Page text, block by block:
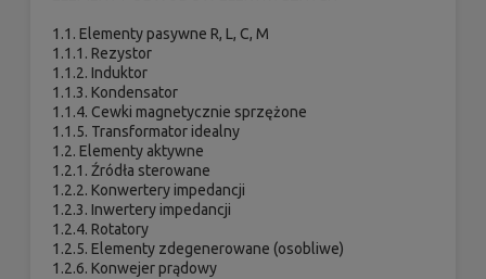
1.1. Elementy pasywne R, L, C, M
1.1.1. Rezystor
1.1.2. Induktor
1.1.3. Kondensator
1.1.4. Cewki magnetycznie sprzężone
1.1.5. Transformator idealny
1.2. Elementy aktywne
1.2.1. Źródła sterowane
1.2.2. Konwertery impedancji
1.2.3. Inwertery impedancji
1.2.4. Rotatory
1.2.5. Elementy zdegenerowane (osobliwe)
1.2.6. Konwejer prądowy